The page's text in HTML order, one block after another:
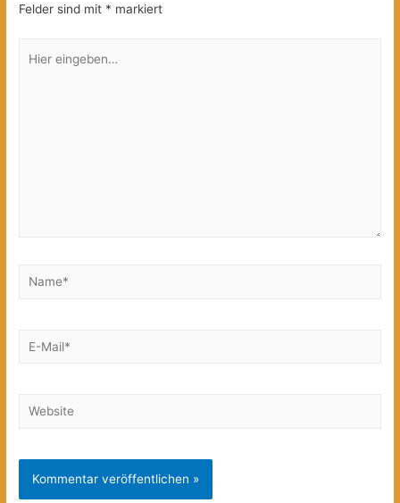
Felder sind mit * markiert
eingeben…
Name*
E-
Website